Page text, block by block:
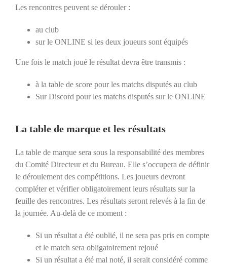
Les rencontres peuvent se dérouler :
au club
sur le ONLINE si les deux joueurs sont équipés
Une fois le match joué le résultat devra être transmis :
à la table de score pour les matchs disputés au club
Sur Discord pour les matchs disputés sur le ONLINE
La table de marque et les résultats
La table de marque sera sous la responsabilité des membres
du Comité Directeur et du Bureau. Elle s’occupera de définir
le déroulement des compétitions. Les joueurs devront
compléter et vérifier obligatoirement leurs résultats sur la
feuille des rencontres. Les résultats seront relevés à la fin de
la journée. Au-delà de ce moment :
Si un résultat a été oublié, il ne sera pas pris en compte
et le match sera obligatoirement rejoué
Si un résultat a été mal noté, il serait considéré comme